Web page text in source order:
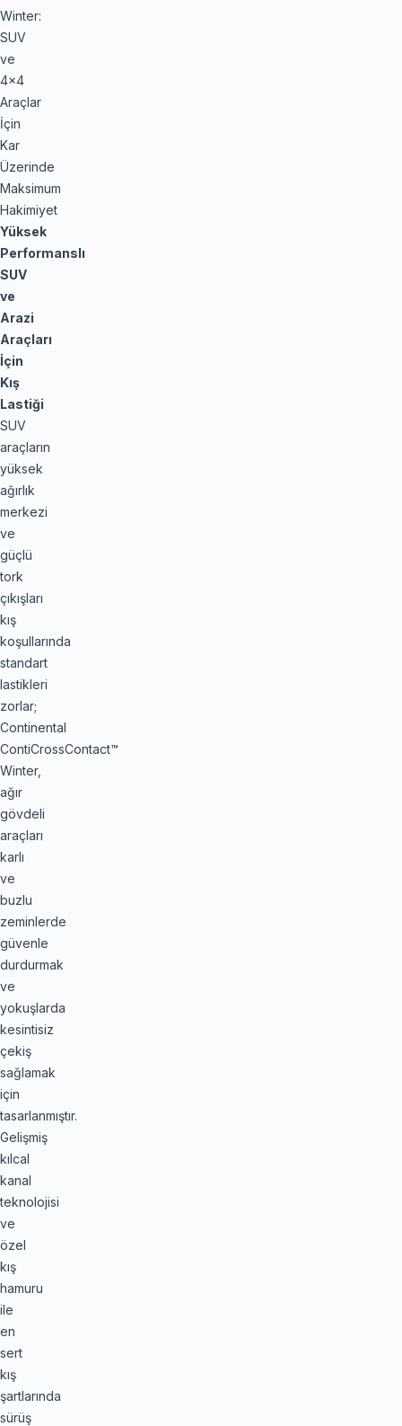
Winter:
SUV
ve
4x4
Araçlar
İçin
Kar
Üzerinde
Maksimum
Hakimiyet
Yüksek
Performanslı
SUV
ve
Arazi
Araçları
İçin
Kış
Lastiği
SUV
araçların
yüksek
ağırlık
merkezi
ve
güçlü
tork
çıkışları
kış
koşullarında
standart
lastikleri
zorlar;
Continental
ContiCrossContact™
Winter,
ağır
gövdeli
araçları
karlı
ve
buzlu
zeminlerde
güvenle
durdurmak
ve
yokuşlarda
kesintisiz
çekiş
sağlamak
için
tasarlanmıştır.
Gelişmiş
kılcal
kanal
teknolojisi
ve
özel
kış
hamuru
ile
en
sert
kış
şartlarında
sürüş